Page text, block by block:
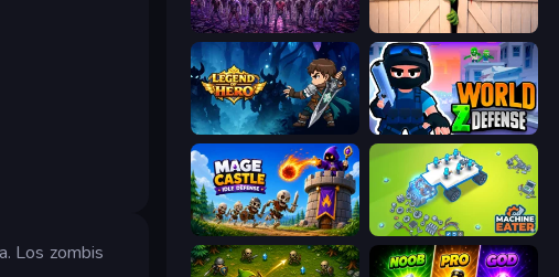
Los zombis
Idle Zombie Wave: Survivors Zombie Protocol
Legend of Hero World Z Defense - Zombie Defense
Mage Castle Idle Defense Machine Eater